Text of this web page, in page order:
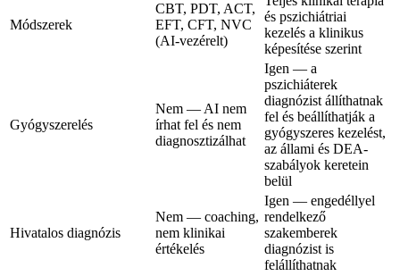
Módszerek
CBT, PDT, ACT,
EFT, CFT, NVC
(AI-vezérelt)
és pszichiátriai
kezelés a klinikus
képesítése szerint
Gyógyszerelés
Nem — AI nem
írhat fel és nem
diagnosztizálhat
Igen — a
pszichiáterek
diagnózist állíthatnak
fel és beállíthatják a
gyógyszeres kezelést,
az állami és DEA-
szabályok keretein
belül
Hivatalos diagnózis
Nem — coaching,
nem klinikai
értékelés
Igen — engedéllyel
rendelkező
szakemberek
diagnózist is
felállíthatnak